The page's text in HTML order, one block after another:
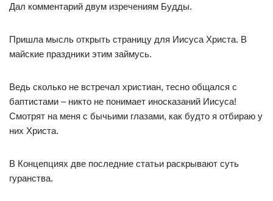
Дал комментарий двум изречениям Будды.
Пришла мысль открыть страницу для Иисуса Христа. В
майские праздники этим займусь.
Ведь сколько не встречал христиан, тесно общался с
баптистами – никто не понимает иносказаний Иисуса!
Смотрят на меня с бычьими глазами, как будто я отбираю у
них Христа.
В Концепциях две последние статьи раскрывают суть
гуранства.